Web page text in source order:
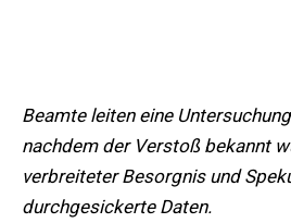
Beamte leiten eine
nachdem der Verstoß bekannt
verbreiteter Besorgnis und
durchgesickerte Daten.